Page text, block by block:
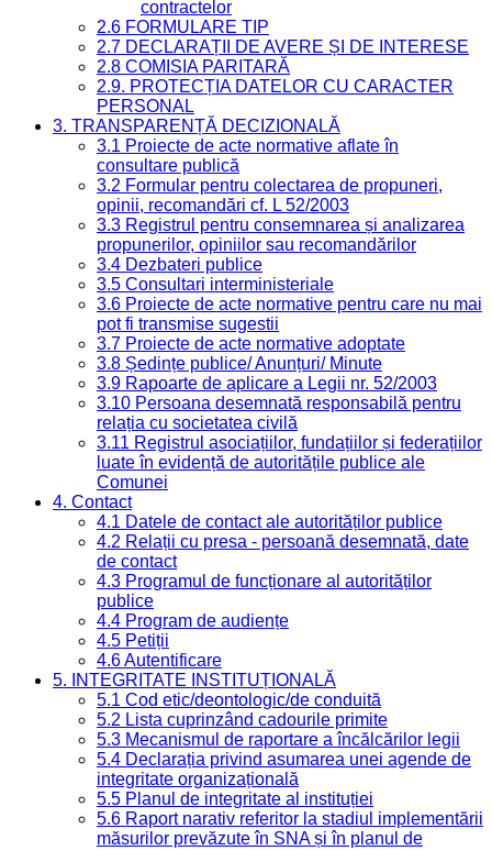
contractelor
2.6 FORMULARE TIP
2.7 DECLARAȚII DE AVERE ȘI DE INTERESE
2.8 COMISIA PARITARĂ
2.9. PROTECȚIA DATELOR CU CARACTER
PERSONAL
3. TRANSPARENȚĂ DECIZIONALĂ
3.1 Proiecte de acte normative aflate în
consultare publică
3.2 Formular pentru colectarea de propuneri,
opinii, recomandări cf. L 52/2003
3.3 Registrul pentru consemnarea și analizarea
propunerilor, opiniilor sau recomandărilor
3.4 Dezbateri publice
3.5 Consultari interministeriale
3.6 Proiecte de acte normative pentru care nu mai
pot fi transmise sugestii
3.7 Proiecte de acte normative adoptate
3.8 Ședințe publice/ Anunțuri/ Minute
3.9 Rapoarte de aplicare a Legii nr. 52/2003
3.10 Persoana desemnată responsabilă pentru
relația cu societatea civilă
3.11 Registrul asociațiilor, fundațiilor și federațiilor
luate în evidență de autoritățile publice ale
Comunei
4. Contact
4.1 Datele de contact ale autorităților publice
4.2 Relații cu presa - persoană desemnată, date
de contact
4.3 Programul de funcționare al autorităților
publice
4.4 Program de audiențe
4.5 Petiții
4.6 Autentificare
5. INTEGRITATE INSTITUȚIONALĂ
5.1 Cod etic/deontologic/de conduită
5.2 Lista cuprinzând cadourile primite
5.3 Mecanismul de raportare a încălcărilor legii
5.4 Declarația privind asumarea unei agende de
integritate organizațională
5.5 Planul de integritate al instituției
5.6 Raport narativ referitor la stadiul implementării
măsurilor prevăzute în SNA și în planul de